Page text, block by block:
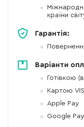
країни
Гарантія:
Варіанти
Готівкою
Картою
Apple Pay
Google Pay